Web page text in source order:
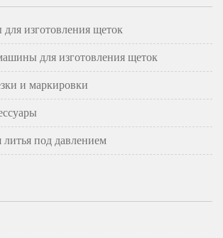
изготовления щеток
для изготовления щеток
и маркировки
под давлением